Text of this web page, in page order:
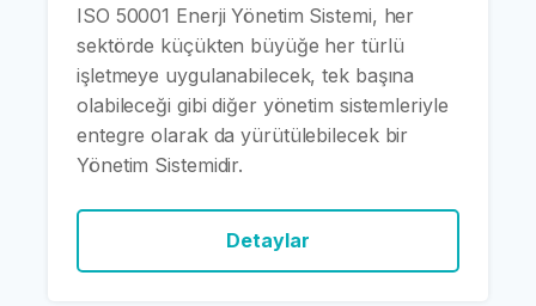
ISO 50001 Enerji Yönetim Sistemi, her
sektörde küçükten büyüğe her türlü
işletmeye uygulanabilecek, tek başına
olabileceği gibi diğer yönetim sistemleriyle
entegre olarak da yürütülebilecek bir
Yönetim Sistemidir.
Detaylar